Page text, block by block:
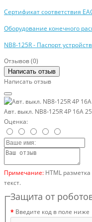
Сертификат соответствия
Оборудование конечного
NB8-125R - Паспорт
Отзывов (0)
Написать отзыв
Написать отзыв
Авт. выкл. NB8-125R 4P 16А
Оценка:
Примечание: HTML
текст.
Защита от
Введите код в поле ниже